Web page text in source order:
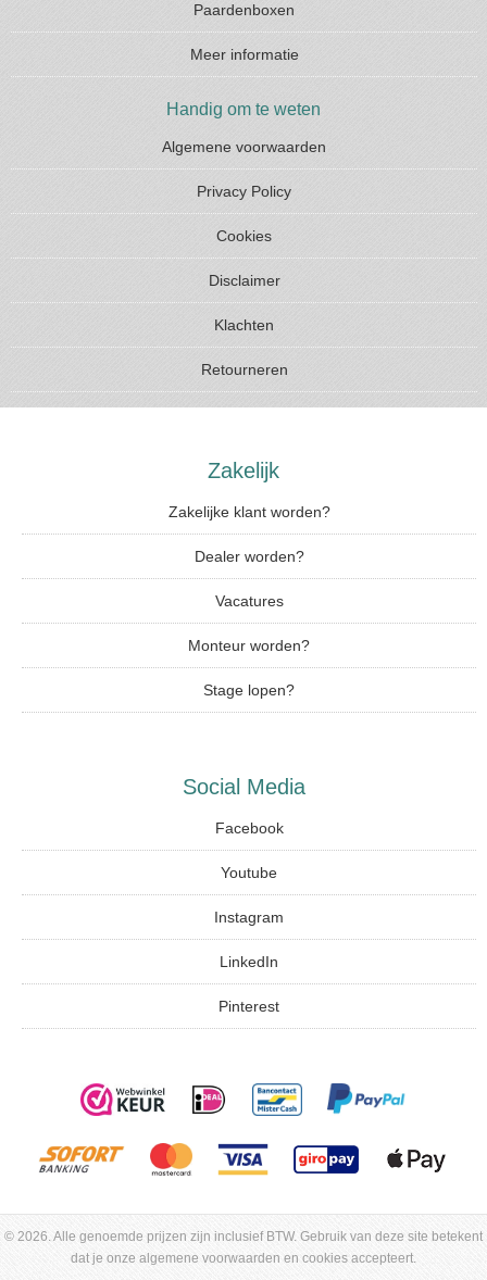
Paardenboxen
Meer informatie
Handig om te weten
Algemene voorwaarden
Privacy Policy
Cookies
Disclaimer
Klachten
Retourneren
Zakelijk
Zakelijke klant worden?
Dealer worden?
Vacatures
Monteur worden?
Stage lopen?
Social Media
Facebook
Youtube
Instagram
LinkedIn
Pinterest
© 2026. Alle genoemde prijzen zijn inclusief BTW. Gebruik van deze site betekent
dat je onze algemene voorwaarden en cookies accepteert.